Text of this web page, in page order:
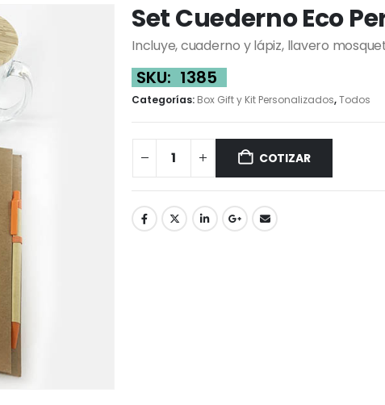
Set Cuederno Eco
Incluye, cuaderno y lápiz, llavero
SKU: 1385
Categorías: Box Gift y Kit Personalizados,Todos
COTIZAR